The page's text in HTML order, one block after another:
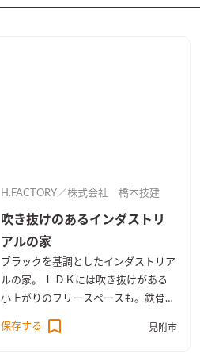
H.FACTORY／株式会社 橋本技建
吹き抜けのあるインダストリ
アルの家
ブラックを基調としたインダストリア
ルの家。 ＬＤＫには吹き抜けがある
小上がりのフリースペースも。鉄骨階
段の先にはブラックのクロスが目をひ
くファミリークローク。アクセントに
保存する 見附市